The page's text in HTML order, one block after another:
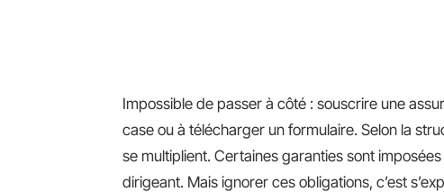
Impossible de passer à côté : souscrire une
case ou à télécharger un formulaire. Selon la
se multiplient. Certaines garanties sont
dirigeant. Mais ignorer ces obligations, c’est